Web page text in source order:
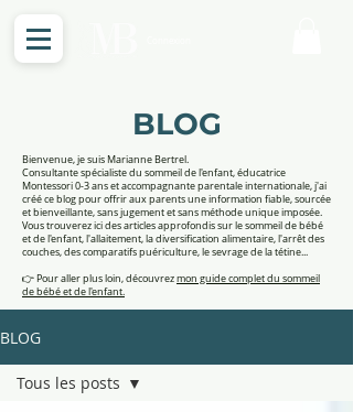
BLOG
Bienvenue, je suis Marianne Bertrel.
Consultante spécialiste du sommeil de l'enfant, éducatrice
Montessori 0-3 ans et accompagnante parentale internationale, j'ai
créé ce blog pour offrir aux parents une information fiable, sourcée
et bienveillante, sans jugement et sans méthode unique imposée.
Vous trouverez ici des articles approfondis sur le sommeil de bébé
et de l'enfant, l'allaitement, la diversification alimentaire, l'arrêt des
couches, des comparatifs puériculture, le sevrage de la tétine...
👉 Pour aller plus loin, découvrezmon guide complet du sommeil
de bébé et de l'enfant.
BLOG
Tous les posts